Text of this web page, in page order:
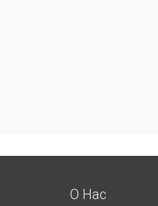
О Нас